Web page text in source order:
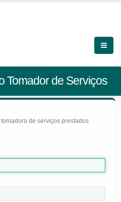
Tomador de Serviços
de serviços prestados